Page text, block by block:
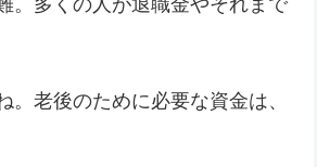
。多くの人が退職金やそれまで
老後のために必要な資金は、